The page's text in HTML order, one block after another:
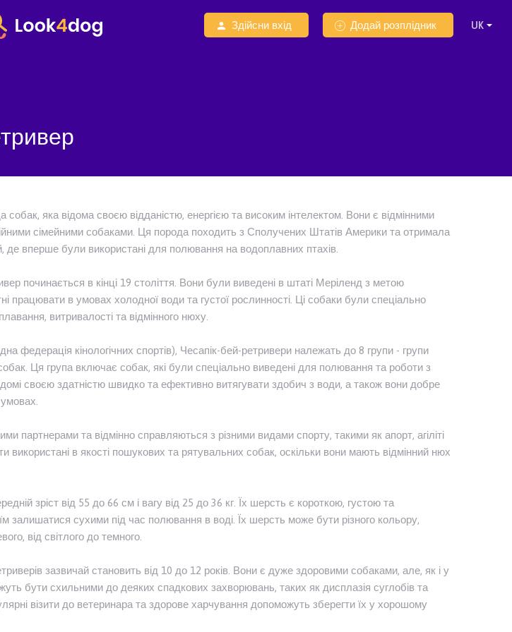
Здійсни вхід Додай розплідник
собак, яка відома своєю відданістю, енергією та високим інтелектом. Вони є відмінними
сімейними собаками. Ця порода походить з Сполучених Штатів Америки та отримала
де вперше були використані для полювання на водоплавних птахів.
починається в кінці 19 століття. Вони були виведені в штаті Меріленд з метою
працювати в умовах холодної води та густої рослинності. Ці собаки були спеціально
витривалості та відмінного нюху.
федерація кінологічних спортів), Чесапік-бей-ретривери належать до 8 групи - групи
Ця група включає собак, які були спеціально виведені для полювання та роботи з
своєю здатністю швидко та ефективно витягувати здобич з води, а також вони добре
партнерами та відмінно справляються з різними видами спорту, такими як апорт, агіліті
використані в якості пошукових та рятувальних собак, оскільки вони мають відмінний нюх
зріст від 55 до 66 см і вагу від 25 до 36 кг. Їх шерсть є короткою, густою та
залишатися сухими під час полювання в воді. Їх шерсть може бути різного кольору,
від світлого до темного.
зазвичай становить від 10 до 12 років. Вони є дуже здоровими собаками, але, як і у
бути схильними до деяких спадкових захворювань, таких як дисплазія суглобів та
візити до ветеринара та здорове харчування допоможуть зберегти їх у хорошому